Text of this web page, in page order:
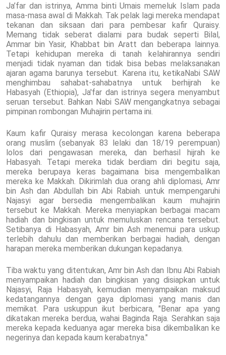
Ja’far dan istrinya, Amma binti Umais memeluk Islam pada
masa-masa awal di Makkah. Tak pelak lagi mereka mendapat
tekanan dan siksaan dari para pembesar kafir Quraisy.
Memang tidak seberat dialami para budak seperti Bilal,
Ammar bin Yasir, Khabbat bin Aratt dan beberapa lainnya.
Tetapi kehidupan mereka di tanah kelahirannya sendiri
menjadi tidak nyaman dan tidak bisa bebas melaksanakan
ajaran agama barunya tersebut. Karena itu, ketikaNabi SAW
menghimbau sahabat-sahabatnya untuk berhijrah ke
Habasyah (Ethiopia), Ja'far dan istrinya segera menyambut
seruan tersebut. Bahkan Nabi SAW mengangkatnya sebagai
pimpinan rombongan Muhajirin pertama ini.
Kaum kafir Quraisy merasa kecolongan karena beberapa
orang muslim (sebanyak 83 lelaki dan 18/19 perempuan)
lolos dari pengawasan mereka, dan berhasil hijrah ke
Habasyah. Tetapi mereka tidak berdiam diri begitu saja,
mereka berupaya keras bagaimana bisa mengembalikan
mereka ke Makkah. Dikirimlah dua orang ahli diplomasi, Amr
bin Ash dan Abdullah bin Abi Rabiah. untuk mempengaruhi
Najasyi agar bersedia mengembalikan kaum muhajirin
tersebut ke Makkah. Mereka menyiapkan berbagai macam
hadiah dan bingkisan untuk memuluskan rencana tersebut.
Setibanya di Habasyah, Amr bin Ash menemui para uskup
terlebih dahulu dan memberikan berbagai hadiah, dengan
harapan mereka memberikan dukungan kepadanya.
Tiba waktu yang ditentukan, Amr bin Ash dan Ibnu Abi Rabiah
menyampaikan hadiah dan bingkisan yang disiapkan untuk
Najasyi, Raja Habasyah, kemudian menyampaikan maksud
kedatangannya dengan gaya diplomasi yang manis dan
memikat. Para uskuppun ikut berbicara, "Benar apa yang
dikatakan mereka berdua, wahai Baginda Raja. Serahkan saja
mereka kepada keduanya agar mereka bisa dikembalikan ke
negerinya dan kepada kaum kerabatnya."